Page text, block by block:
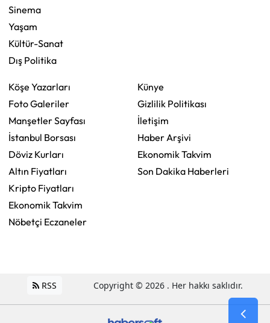
Sinema
Yaşam
Kültür-Sanat
Dış Politika
Köşe Yazarları
Foto Galeriler
Manşetler Sayfası
İstanbul Borsası
Döviz Kurları
Altın Fiyatları
Kripto Fiyatları
Ekonomik Takvim
Nöbetçi Eczaneler
Künye
Gizlilik Politikası
İletişim
Haber Arşivi
Ekonomik Takvim
Son Dakika Haberleri
RSS Copyright © 2026 . Her hakkı saklıdır.